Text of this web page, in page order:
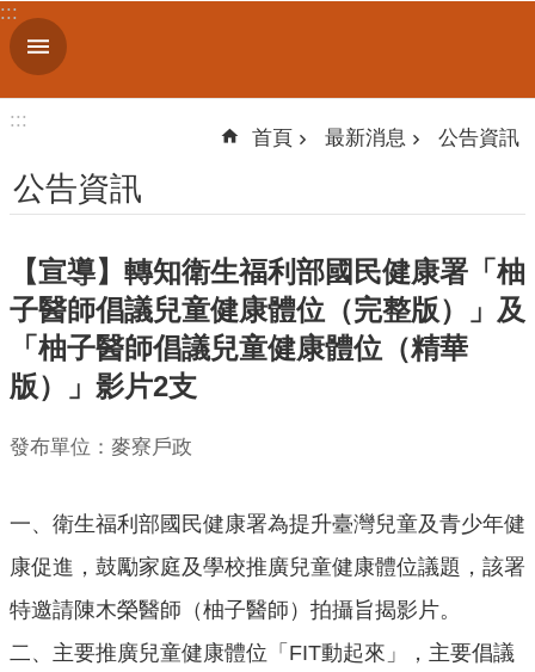
跳到主要內容區塊
進
階
關
簡
介
便
服
人
統
計
最
:::
:::
首頁 最新消息 公告資訊
公告資訊
【宣導】轉知衛生福利部國民健康署「柚
子醫師倡議兒童健康體位（完整版）」及
「柚子醫師倡議兒童健康體位（精華
版）」影片2支
發布單位：麥寮戶政
一、衛生福利部國民健康署為提升臺灣兒童及青少年健
康促進，鼓勵家庭及學校推廣兒童健康體位議題，該署
特邀請陳木榮醫師（柚子醫師）拍攝旨揭影片。
二、主要推廣兒童健康體位「FIT動起來」，主要倡議